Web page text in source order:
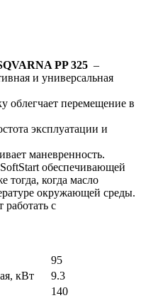
PP 325 –
и универсальная
облегчает перемещение в
эксплуатации и
маневренность.
обеспечивающей
тогда, когда масло
окружающей среды.
работать с
95
кВт
9.3
140